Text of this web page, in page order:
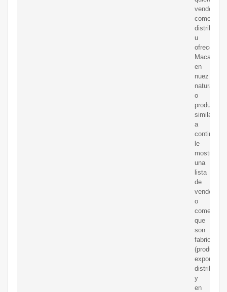
vende,
distribuye
u
ofrece
en
nuez
natural
o
productos
similares,
a
le
mostramos
una
lista
de
o
que
son
fabricantes
y
en